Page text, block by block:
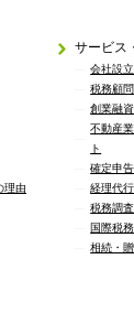
理由
サービス
会社設立
税務顧問
創業融資
不動産
ト
確定申
経理代
税務調査
国際税
相続・